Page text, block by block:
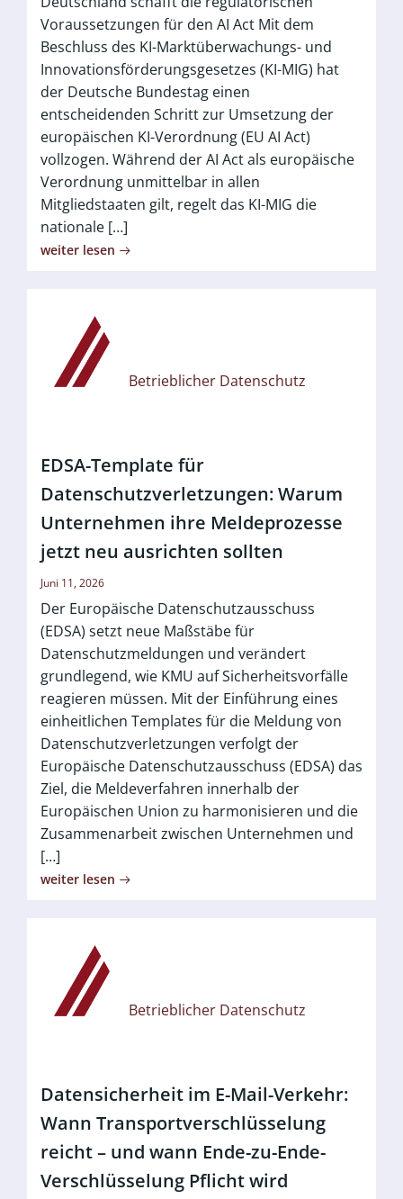
Voraussetzungen für den AI Act Mit dem
Beschluss des KI-Marktüberwachungs- und
Innovationsförderungsgesetzes (KI-MIG) hat
der Deutsche Bundestag einen
entscheidenden Schritt zur Umsetzung der
europäischen KI-Verordnung (EU AI Act)
vollzogen. Während der AI Act als europäische
Verordnung unmittelbar in allen
Mitgliedstaaten gilt, regelt das KI-MIG die
nationale […]
weiter lesen
Betrieblicher Datenschutz
EDSA-Template für
Datenschutzverletzungen: Warum
Unternehmen ihre Meldeprozesse
jetzt neu ausrichten sollten
Juni 11, 2026
Der Europäische Datenschutzausschuss
(EDSA) setzt neue Maßstäbe für
Datenschutzmeldungen und verändert
grundlegend, wie KMU auf Sicherheitsvorfälle
reagieren müssen. Mit der Einführung eines
einheitlichen Templates für die Meldung von
Datenschutzverletzungen verfolgt der
Europäische Datenschutzausschuss (EDSA) das
Ziel, die Meldeverfahren innerhalb der
Europäischen Union zu harmonisieren und die
Zusammenarbeit zwischen Unternehmen und
[…]
weiter lesen
Betrieblicher Datenschutz
Datensicherheit im E-Mail-Verkehr:
Wann Transportverschlüsselung
reicht – und wann Ende-zu-Ende-
Verschlüsselung Pflicht wird